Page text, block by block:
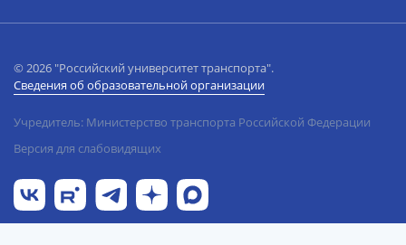
© 2026 "Российский университет транспорта".
Сведения об образовательной организации
Учредитель: Министерство транспорта Российской Федерации
Версия для слабовидящих